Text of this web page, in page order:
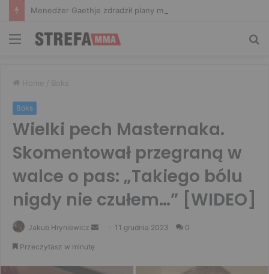
Menu
Home / Boks
Boks
Wielki pech Masternaka.
Skomentował przegraną w
walce o pas: „Takiego bólu
nigdy nie czułem…” [WIDEO]
Jakub Hryniewicz
Send 11 grudnia 2023 0
Przeczytasz w minutę